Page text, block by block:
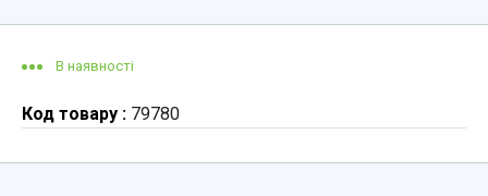
В наявності
Код товару : 79780